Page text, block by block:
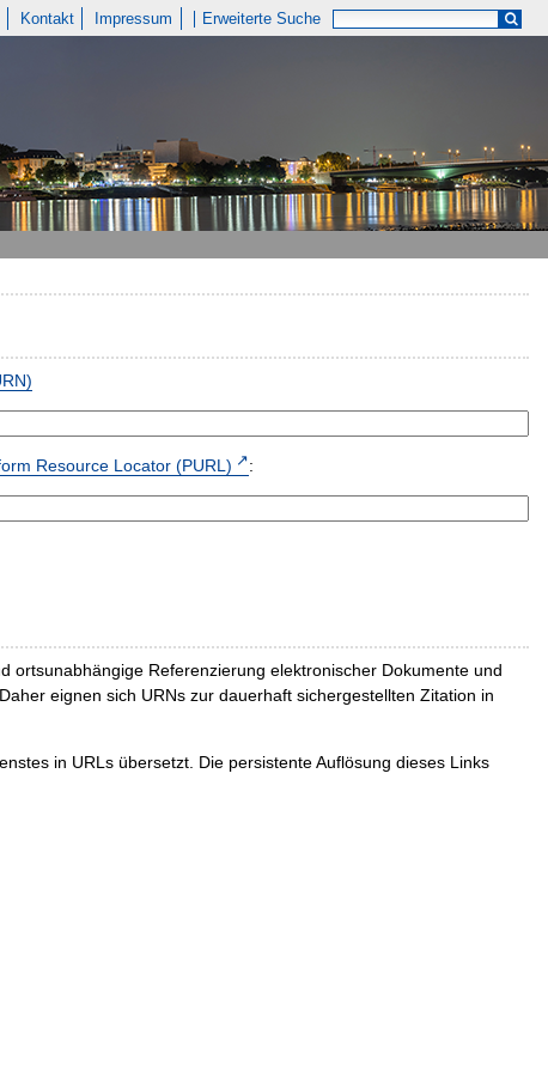
Kontakt Impressum Erweiterte Suche
Resource Locator (PURL) :
ortsunabhängige Referenzierung elektronischer Dokumente und
eignen sich URNs zur dauerhaft sichergestellten Zitation in
in URLs übersetzt. Die persistente Auflösung dieses Links